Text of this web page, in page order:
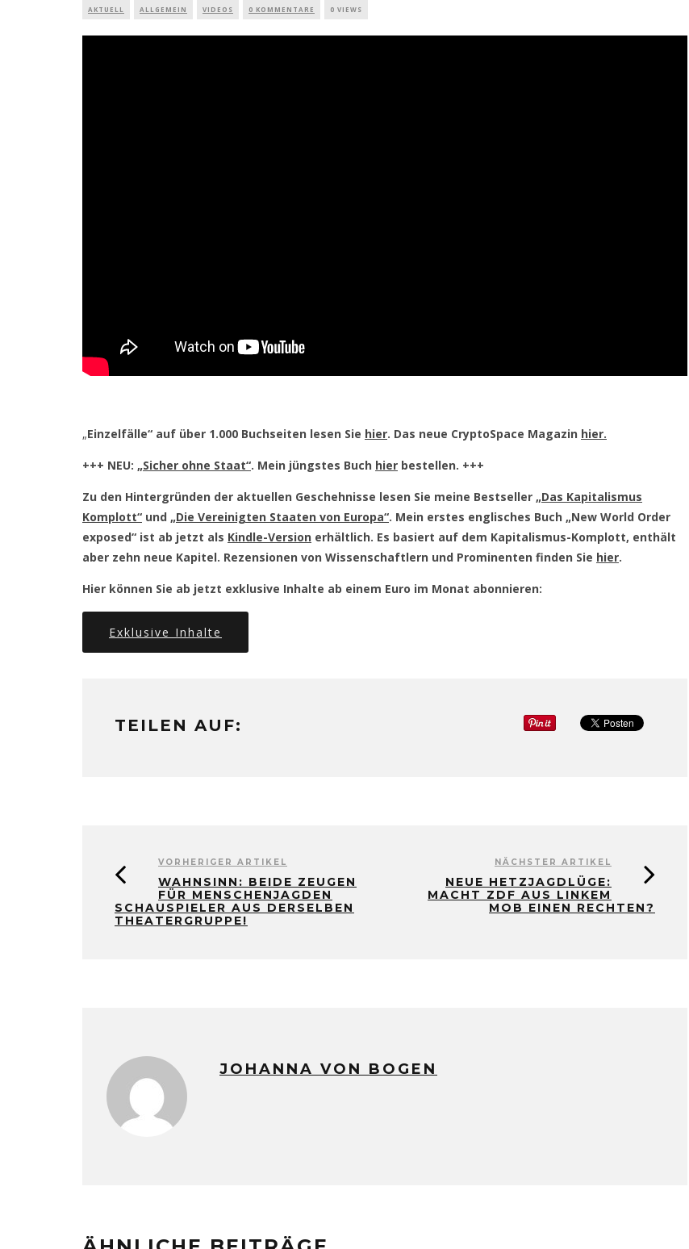
AKTUELL ALLGEMEIN VIDEOS 0 KOMMENTARE 0 VIEWS
„Einzelfälle“ auf über 1.000 Buchseiten lesen Sie hier. Das neue CryptoSpace Magazin hier.
+++ NEU: „Sicher ohne Staat“. Mein jüngstes Buch hier bestellen. +++
Zu den Hintergründen der aktuellen Geschehnisse lesen Sie meine Bestseller „Das Kapitalismus
Komplott“ und „Die Vereinigten Staaten von Europa“. Mein erstes englisches Buch „New World Order
exposed“ ist ab jetzt als Kindle-Version erhältlich. Es basiert auf dem Kapitalismus-Komplott, enthält
aber zehn neue Kapitel. Rezensionen von Wissenschaftlern und Prominenten finden Sie hier.
Hier können Sie ab jetzt exklusive Inhalte ab einem Euro im Monat abonnieren:
Exklusive Inhalte
TEILEN AUF:
VORHERIGER ARTIKEL
WAHNSINN: BEIDE ZEUGEN
FÜR MENSCHENJAGDEN
SCHAUSPIELER AUS DERSELBEN
THEATERGRUPPE!
NÄCHSTER ARTIKEL
NEUE HETZJAGDLÜGE:
MACHT ZDF AUS LINKEM
MOB EINEN RECHTEN?
JOHANNA VON BOGEN